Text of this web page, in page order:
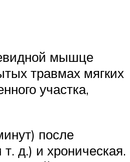
мышце
травмах мягких
участка,
после
д.) и хроническая.